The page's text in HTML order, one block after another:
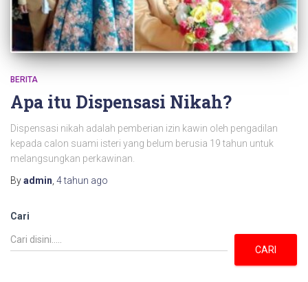
BERITA
Apa itu Dispensasi Nikah?
Dispensasi nikah adalah pemberian izin kawin oleh pengadilan
kepada calon suami isteri yang belum berusia 19 tahun untuk
melangsungkan perkawinan.
Byadmin 4 tahun ago
Cari
CARI